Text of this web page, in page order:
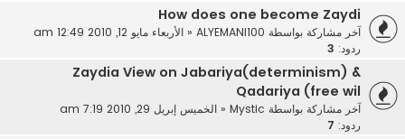
How does one become Zaydi
آخر مشاركة بواسطة ALYEMANI100
« الأربعاء مايو 12, 2010 12:49 am
ردود: 3
Zaydia View on Jabariya(determinism) &
Qadariya (free wil
آخر مشاركة بواسطة Mystic
« الخميس إبريل 29, 2010 7:19 am
ردود: 7